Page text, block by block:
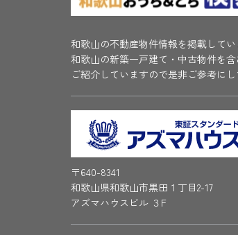
和歌山の不動産物件情報を掲載してい
和歌山の新築一戸建て・中古物件を含
ご紹介していますので是非ご参考にし
〒640-8341
和歌山県和歌山市黒田１丁目2-17
アズマハウスビル ３F